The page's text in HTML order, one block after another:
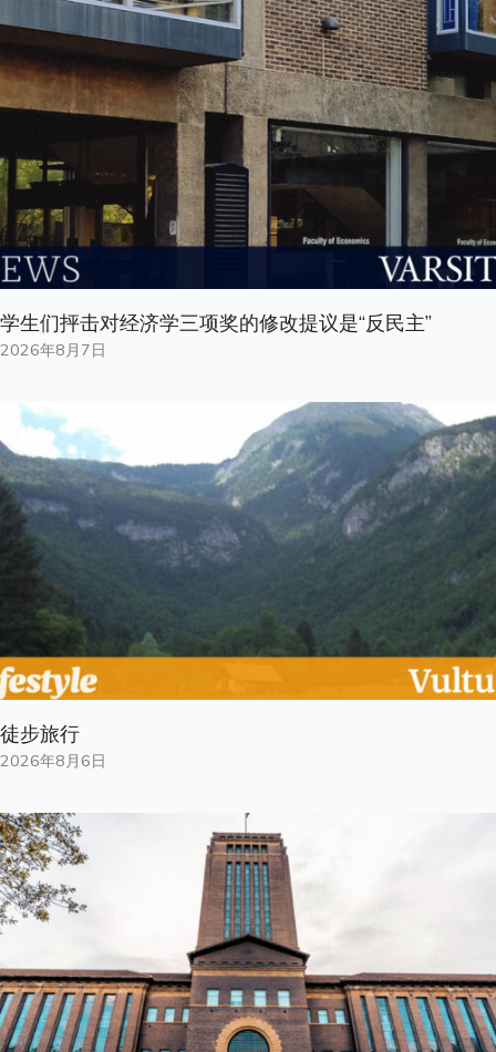
学生们抨击对经济学三项奖的修改提议是“反民主”
2026年8月7日
徒步旅行
2026年8月6日